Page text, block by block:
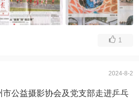
1
2024-8-2
公益摄影协会及党支部走进乒乓